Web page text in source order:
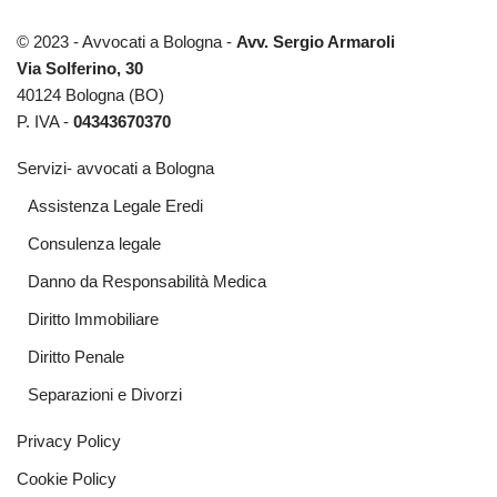
© 2023 - Avvocati a Bologna - Avv. Sergio Armaroli
Via Solferino, 30
40124 Bologna (BO)
P. IVA - 04343670370
Servizi- avvocati a Bologna
Assistenza Legale Eredi
Consulenza legale
Danno da Responsabilità Medica
Diritto Immobiliare
Diritto Penale
Separazioni e Divorzi
Privacy Policy
Cookie Policy